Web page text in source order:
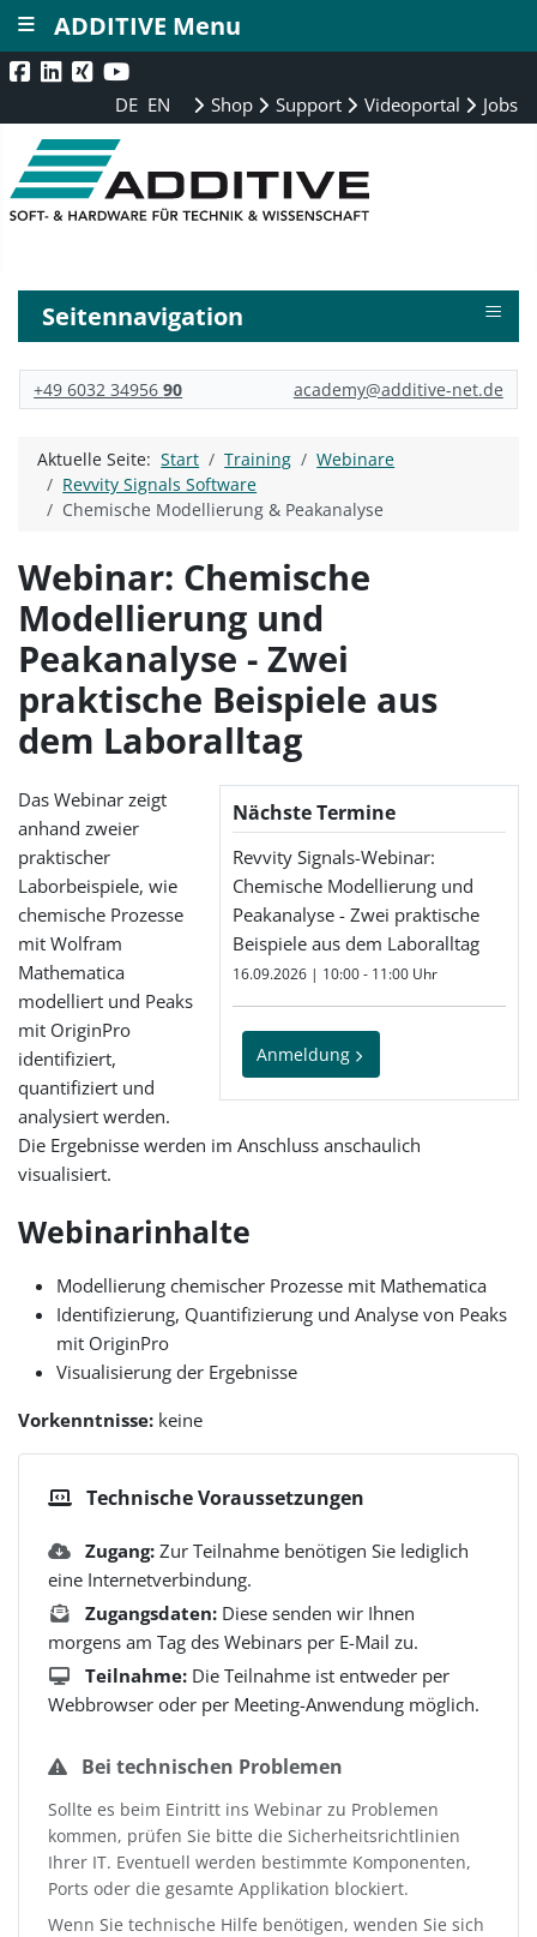
DE EN Shop Support Videoportal Jobs
Seitennavigation ≡
+49 6032 3495690 academy@additive-net.de
Aktuelle Seite:Start Training
Webinare
Revvity Signals Software
Chemische Modellierung & Peakanalyse
Webinar: Chemische
Modellierung und
Peakanalyse - Zwei
praktische Beispiele aus
dem Laboralltag
Nächste Termine
Revvity Signals-Webinar:
Chemische Modellierung und
Peakanalyse - Zwei praktische
Beispiele aus dem Laboralltag
16.09.2026 | 10:00 - 11:00 Uhr
Anmeldung
Das Webinar zeigt
anhand zweier
praktischer
Laborbeispiele, wie
chemische Prozesse
mit Wolfram
Mathematica
modelliert und Peaks
mit OriginPro
identifiziert,
quantifiziert und
analysiert werden.
Die Ergebnisse werden im Anschluss anschaulich
visualisiert.
Webinarinhalte
Modellierung chemischer Prozesse mit Mathematica
Identifizierung, Quantifizierung und Analyse von Peaks
mit OriginPro
Visualisierung der Ergebnisse
Vorkenntnisse: keine
Technische Voraussetzungen
Zugang: Zur Teilnahme benötigen Sie lediglich
eine Internetverbindung.
Zugangsdaten: Diese senden wir Ihnen
morgens am Tag des Webinars per E-Mail zu.
Teilnahme: Die Teilnahme ist entweder per
Webbrowser oder per Meeting-Anwendung möglich.
Bei technischen Problemen
Sollte es beim Eintritt ins Webinar zu Problemen
kommen, prüfen Sie bitte die Sicherheitsrichtlinien
Ihrer IT. Eventuell werden bestimmte Komponenten,
Ports oder die gesamte Applikation blockiert.
Wenn Sie technische Hilfe benötigen, wenden Sie sich
ADDITIVE Menu
≡